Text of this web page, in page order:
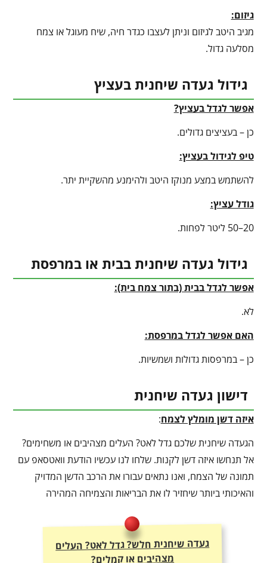
גיזום:
מגיב היטב לגיזום וניתן לעצבו כגדר חיה, שיח מעוגל או צמח
מסלעה גדול.
גידול געדה שיחנית בעציץ
אפשר לגדל בעציץ?
כן – בעציצים גדולים.
טיפ לגידול בעציץ:
להשתמש במצע מנוקז היטב ולהימנע מהשקיית יתר.
גודל עציץ:
20–50 ליטר לפחות.
גידול געדה שיחנית בבית או במרפסת
אפשר לגדל בבית (בתור צמח בית):
לא.
האם אפשר לגדל במרפסת:
כן – במרפסות גדולות ושמשיות.
דישון געדה שיחנית
איזה דשן מומלץ לצמח:
הגעדה שיחנית שלכם גדל לאט? העלים מצהיבים או משחימים?
אל תנחשו איזה דשן לקנות. שלחו לנו עכשיו הודעת וואטסאפ עם
תמונה של הצמח, ואנו נתאים עבורו את הרכב הדשן המדויק
והאיכותי ביותר שיחזיר לו את הבריאות והצמיחה המהירה
געדה שיחנית חלש? גדל לאט? העלים
מצהיבים או קמלים?